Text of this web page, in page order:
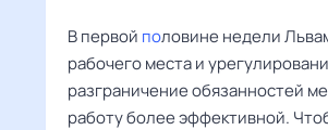
В первой половине недели
рабочего места и
разграничение обязанностей
работу более эффективной.